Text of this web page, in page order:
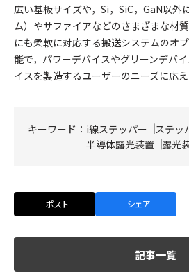
広い基板サイズや，Si，SiC，GaN以外
ム）やサファイアなどのさまざまな材
にも柔軟に対応する搬送システムのオ
能で，パワーデバイスやグリーンデバ
イスを製造するユーザーのニーズに応え
キーワード： i線ステッパー ステッ
半導体露光装置
露光
ポスト シェア
記事一覧